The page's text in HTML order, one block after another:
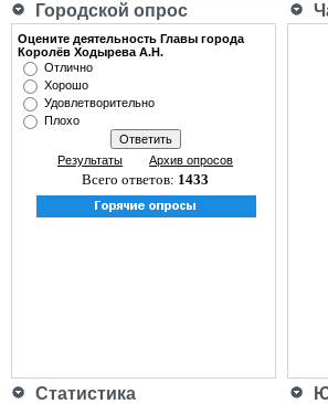
Городской опрос
Оцените деятельность Главы города
Королёв Ходырева А.Н.
Отлично
Хорошо
Удовлетворительно
Плохо
Результаты Архив опросов
Всего ответов: 1433
Статистика